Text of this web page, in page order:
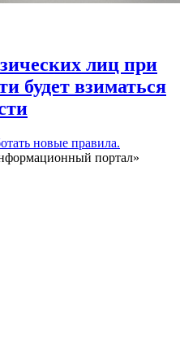
лиц при
будет взиматься
новые правила.
портал»